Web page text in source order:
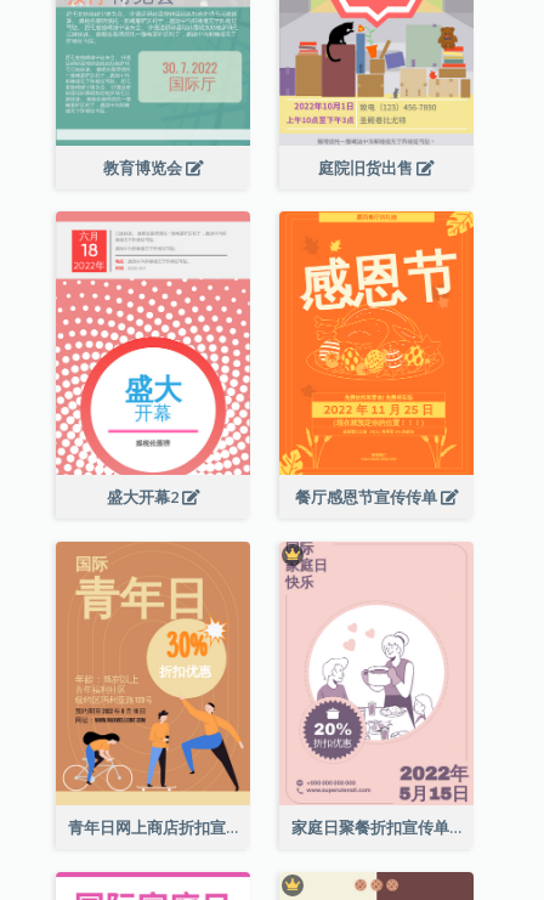
教育博览会 庭院旧货出售
盛大开幕2 餐厅感恩节宣传传单
青年日网上商店折扣宣传单张 家庭日聚餐折扣宣传单张